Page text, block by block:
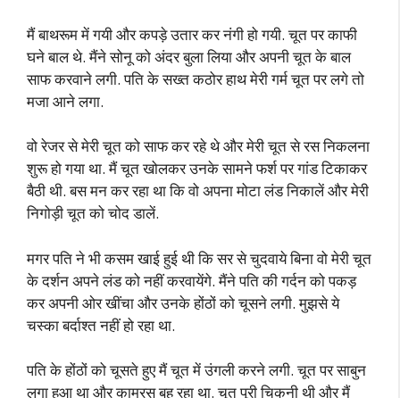
मैं बाथरूम में गयी और कपड़े उतार कर नंगी हो गयी. चूत पर काफी
घने बाल थे. मैंने सोनू को अंदर बुला लिया और अपनी चूत के बाल
साफ करवाने लगी. पति के सख्त कठोर हाथ मेरी गर्म चूत पर लगे तो
मजा आने लगा.
वो रेजर से मेरी चूत को साफ कर रहे थे और मेरी चूत से रस निकलना
शुरू हो गया था. मैं चूत खोलकर उनके सामने फर्श पर गांड टिकाकर
बैठी थी. बस मन कर रहा था कि वो अपना मोटा लंड निकालें और मेरी
निगोड़ी चूत को चोद डालें.
मगर पति ने भी कसम खाई हुई थी कि सर से चुदवाये बिना वो मेरी चूत
के दर्शन अपने लंड को नहीं करवायेंगे. मैंने पति की गर्दन को पकड़
कर अपनी ओर खींचा और उनके होंठों को चूसने लगी. मुझसे ये
चस्का बर्दाश्त नहीं हो रहा था.
पति के होंठों को चूसते हुए मैं चूत में उंगली करने लगी. चूत पर साबुन
लगा हुआ था और कामरस बह रहा था. चूत पूरी चिकनी थी और मैं